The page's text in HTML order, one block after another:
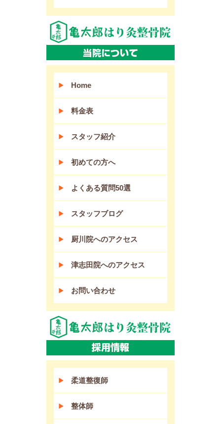
Home
料金表
スタッフ紹介
初めての方へ
よくある質問50選
スタッフブログ
厨川院へのアクセス
津志田院へのアクセス
お問い合わせ
柔道整復師
整体師